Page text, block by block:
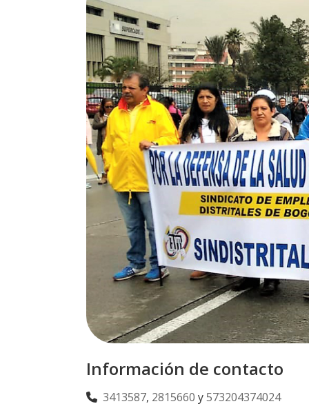
Información de contacto
3413587, 2815660 y573204374024